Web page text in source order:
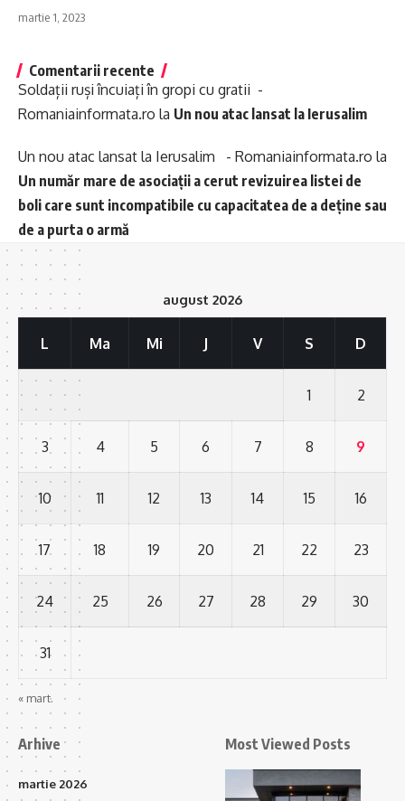
martie 1, 2023
Comentarii recente
Soldații ruși încuiați în gropi cu gratii -
Romaniainformata.ro la Un nou atac lansat la Ierusalim
Un nou atac lansat la Ierusalim - Romaniainformata.ro la
Un număr mare de asociații a cerut revizuirea listei de
boli care sunt incompatibile cu capacitatea de a deține sau
de a purta o armă
august 2026
L Ma Mi J V S D
1 2
3 4 5 6 7 8 9
10 11 12 13 14 15 16
17 18 19 20 21 22 23
24 25 26 27 28 29 30
31
« mart.
Arhive
martie 2026
Most Viewed Posts